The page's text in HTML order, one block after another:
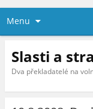
Menu
Slasti a
Dva překladatelé na